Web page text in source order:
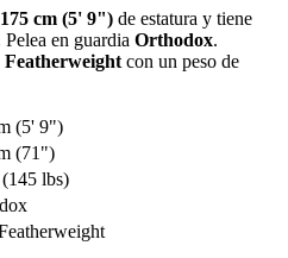
175 cm (5' 9")de estatura y tiene
Pelea en guardia Orthodox.
con un peso de
(5' 9")
(71")
lbs)